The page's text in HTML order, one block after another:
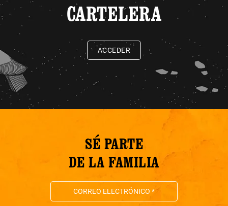
CARTELERA
ACCEDER
SÉ PARTE
DE LA FAMILIA